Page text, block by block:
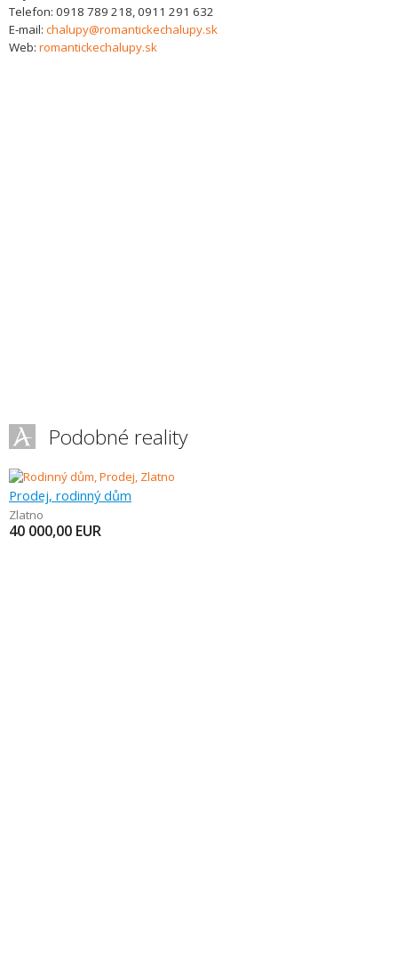
Telefon: 0918 789 218, 0911 291 632
E-mail: chalupy@romantickechalupy.sk
Web: romantickechalupy.sk
Podobné reality
Prodej, rodinný dům
Zlatno
40 000,00 EUR